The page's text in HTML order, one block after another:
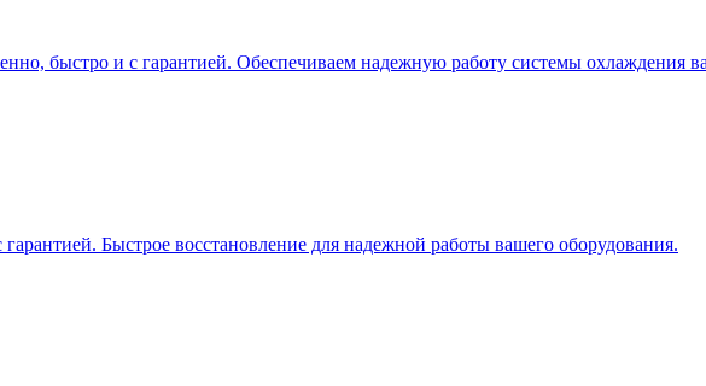
быстро и с гарантией. Обеспечиваем надежную работу системы охлаждения
Быстрое восстановление для надежной работы вашего оборудования.